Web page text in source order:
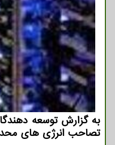
به گزارش توسعه
تصاحب انرژی های